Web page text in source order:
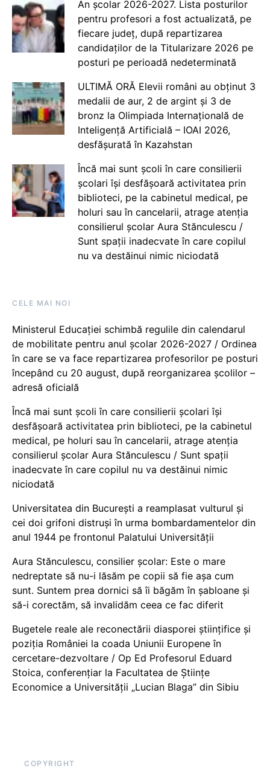
An școlar 2026-2027. Lista posturilor
pentru profesori a fost actualizată, pe
fiecare județ, după repartizarea
candidaților de la Titularizare 2026 pe
posturi pe perioadă nedeterminată
ULTIMĂ ORĂ Elevii români au obținut 3
medalii de aur, 2 de argint și 3 de
bronz la Olimpiada Internațională de
Inteligență Artificială – IOAI 2026,
desfășurată în Kazahstan
Încă mai sunt școli în care consilierii
școlari își desfășoară activitatea prin
biblioteci, pe la cabinetul medical, pe
holuri sau în cancelarii, atrage atenția
consilierul școlar Aura Stănculescu /
Sunt spații inadecvate în care copilul
nu va destăinui nimic niciodată
CELE MAI NOI
Ministerul Educației schimbă regulile din calendarul
de mobilitate pentru anul școlar 2026-2027 / Ordinea
în care se va face repartizarea profesorilor pe posturi
începând cu 20 august, după reorganizarea școlilor –
adresă oficială
Încă mai sunt școli în care consilierii școlari își
desfășoară activitatea prin biblioteci, pe la cabinetul
medical, pe holuri sau în cancelarii, atrage atenția
consilierul școlar Aura Stănculescu / Sunt spații
inadecvate în care copilul nu va destăinui nimic
niciodată
Universitatea din București a reamplasat vulturul și
cei doi grifoni distruși în urma bombardamentelor din
anul 1944 pe frontonul Palatului Universității
Aura Stănculescu, consilier școlar: Este o mare
nedreptate să nu-i lăsăm pe copii să fie așa cum
sunt. Suntem prea dornici să îi băgăm în șabloane și
să-i corectăm, să invalidăm ceea ce fac diferit
Bugetele reale ale reconectării diasporei științifice și
poziția României la coada Uniunii Europene în
cercetare-dezvoltare / Op Ed Profesorul Eduard
Stoica, conferențiar la Facultatea de Științe
Economice a Universității „Lucian Blaga” din Sibiu
COPYRIGHT